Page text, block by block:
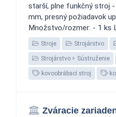
starší, plne funkčný stroj
mm, presný požiadavok
Množstvo/rozmer: - 1 ks
Stroje Strojárstvo
Strojárstvo Sústruženie
kovoobrábací stroj
Zváracie